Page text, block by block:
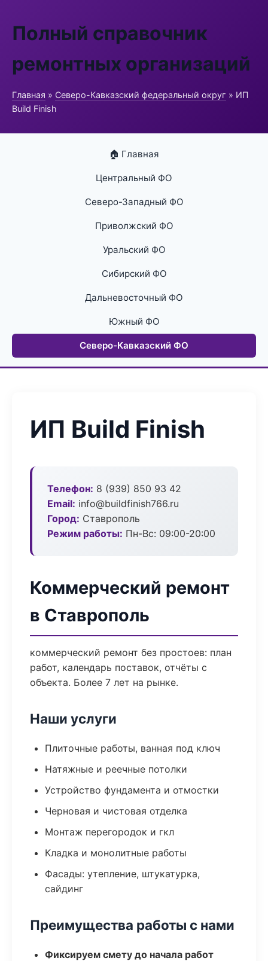
Полный справочник
ремонтных организаций
Главная » Северо-Кавказский федеральный округ » ИП
Build Finish
🏠 Главная
Центральный ФО
Северо-Западный ФО
Приволжский ФО
Уральский ФО
Сибирский ФО
Дальневосточный ФО
Южный ФО
Северо-Кавказский ФО
ИП Build Finish
Телефон: 8 (939) 850 93 42
Email: info@buildfinish766.ru
Город: Ставрополь
Режим работы: Пн-Вс: 09:00-20:00
Коммерческий ремонт
в Ставрополь
коммерческий ремонт без простоев: план
работ, календарь поставок, отчёты с
объекта. Более 7 лет на рынке.
Наши услуги
Плиточные работы, ванная под ключ
Натяжные и реечные потолки
Устройство фундамента и отмостки
Черновая и чистовая отделка
Монтаж перегородок и гкл
Кладка и монолитные работы
Фасады: утепление, штукатурка,
сайдинг
Преимущества работы с нами
Фиксируем смету до начала работ